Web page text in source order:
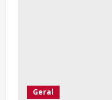
Geral